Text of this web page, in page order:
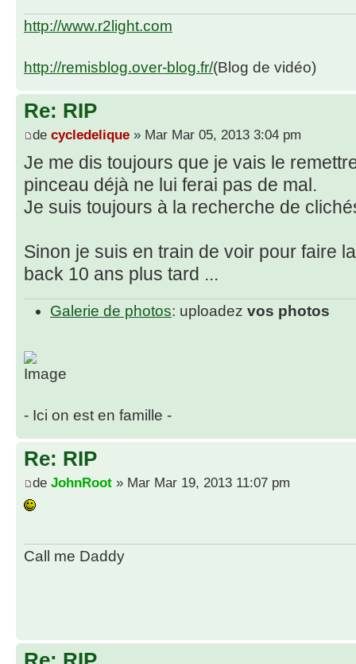
http://www.r2light.com
http://remisblog.over-blog.fr/(Blog de vidéo)
Re: RIP
de cycledelique » Mar Mar 05, 2013 3:04 pm
Je me dis toujours que je vais le
pinceau déjà ne lui ferai pas de mal.
Je suis toujours à la recherche de
Sinon je suis en train de voir pour faire
back 10 ans plus tard ...
Galerie de photos: uploadez vos photos
- Ici on est en famille -
Re: RIP
de JohnRoot » Mar Mar 19, 2013 11:07 pm
Call me Daddy